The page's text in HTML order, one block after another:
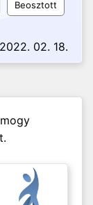
Beosztott
2022. 02. 18.